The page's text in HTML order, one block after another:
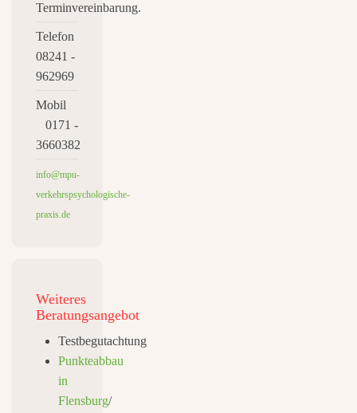
Terminvereinbarung.
Telefon
08241 -
962969
Mobil
0171 -
3660382
info@mpu-
verkehrspsychologische-
praxis.de
Weiteres
Beratungsangebot
Testbegutachtung
Punkteabbau
in
Flensburg/